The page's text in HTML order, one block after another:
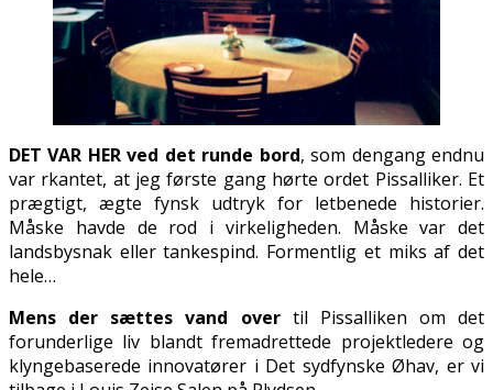
DET VAR HER ved det runde bord, som dengang endnu
var firkantet, at jeg første gang hørte ordet Pissalliker. Et
prægtigt, ægte fynsk udtryk for letbenede historier.
Måske havde de rod i virkeligheden. Måske var det
landsbysnak eller tankespind. Formentlig et miks af det
hele…
Mens der sættes vand overtil Pissalliken om det
forunderlige liv blandt fremadrettede projektledere og
klyngebaserede innovatører i Det sydfynske Øhav, er vi